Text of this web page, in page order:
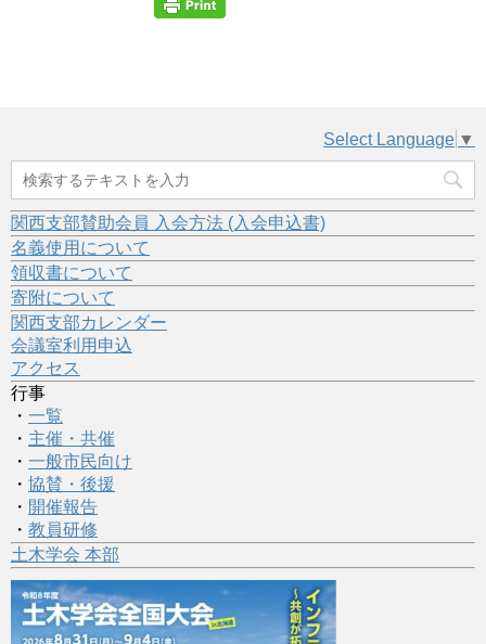
Select Language ▼
関西支部賛助会員 入会方法 (入会申込書)
名義使用について
領収書について
寄附について
関西支部カレンダー
会議室利用申込
アクセス
行事
・ 一覧
・ 主催・共催
・ 一般市民向け
・ 協賛・後援
・ 開催報告
・ 教員研修
土木学会 本部